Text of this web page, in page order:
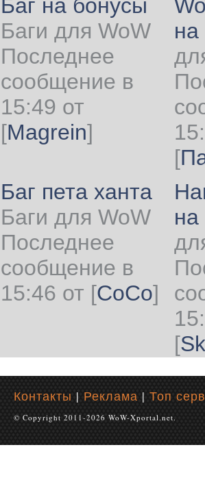
Баг на бонусы
Баги для WoW
Последнее
сообщение в
15:49 от
[Magrein]
на
[
Баг пета ханта
Баги для WoW
Последнее
сообщение в
15:46 от [CoCo]
на
[
Контакты | Реклама | Топ
© Copyright 2011-2026 WoW-Xportal.net.